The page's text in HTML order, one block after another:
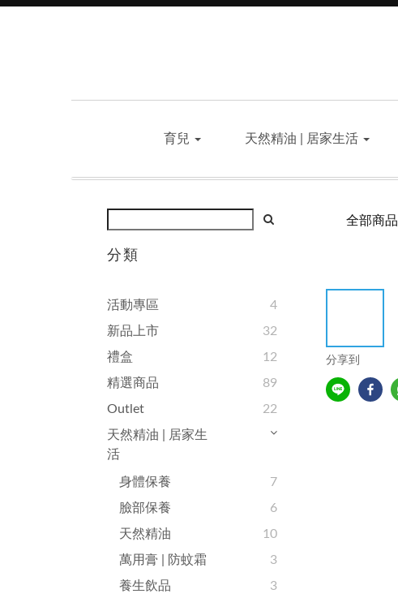
育兒 天然精油 | 居家生活
分類
活動專區
4
新品上市
32
禮盒
12
精選商品
89
Outlet
22
天然精油 | 居家生
活
身體保養
7
臉部保養
6
天然精油
10
萬用膏 | 防蚊霜
3
養生飲品
3
全部商品
分享到